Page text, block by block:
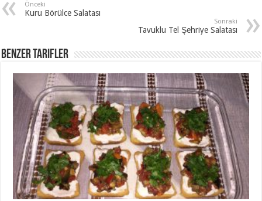
Önceki
Kuru Börülce Salatası
Sonraki
Tavuklu Tel Şehriye Salatası
Benzer Tarifler